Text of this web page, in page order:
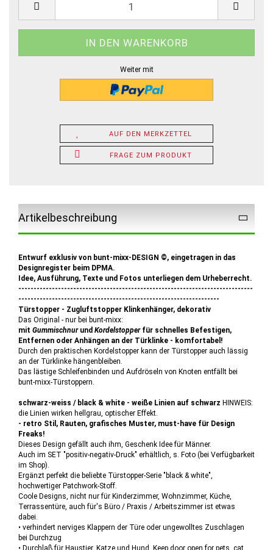
Weiter mit
AUF DEN MERKZETTEL
FRAGE ZUM PRODUKT
Artikelbeschreibung
Entwurf exklusiv von bunt-mixx-DESIGN ©, eingetragen in das
Designregister beim DPMA.
Idee, Ausführung, Texte und Fotos unterliegen dem Urheberrecht.
-----------------------------------------------------------------------------
------------------------------------------------------------------
Türstopper - Zugluftstopper Klinkenhänger, dekorativ
Das Original - nur bei bunt-mixx:
mit Gummischnurund Kordelstopperfür schnelles Befestigen,
Entfernen oder Anhängen an der Türklinke - komfortabel!
Durch den praktischen Kordelstopper kann der Türstopper auch lässig
an der Türklinke hängenbleiben.
Das lästige Schleifenbinden und Aufdröseln von Knoten entfällt bei
bunt-mixx-Türstoppern.
schwarz-weiss / black & white - weiße Linien auf schwarz HINWEIS:
die Linien wirken hellgrau, optischer Effekt.
- retro Stil, Rauten, grafisches Muster, must-have für Design
Freaks!
Dieses Design gefällt auch ihm, Geschenk Idee für Männer.
Auch im SET "positiv-negativ-Druck" erhältlich, s. Foto (bei Verfügbarkeit
im Shop).
Ergänzt perfekt die beliebte Türstopper-Serie "black & white",
hochwertiger Patchwork-Stoff.
Coole Designs, nicht nur für Kinderzimmer, Wohnzimmer, Küche,
Terrassentüre, auch für's Büro / Praxis / Arbeitszimmer ist etwas
dabei.
• verhindert nerviges Klappern der Türe oder ungewolltes Zuschlagen
bei Durchzug